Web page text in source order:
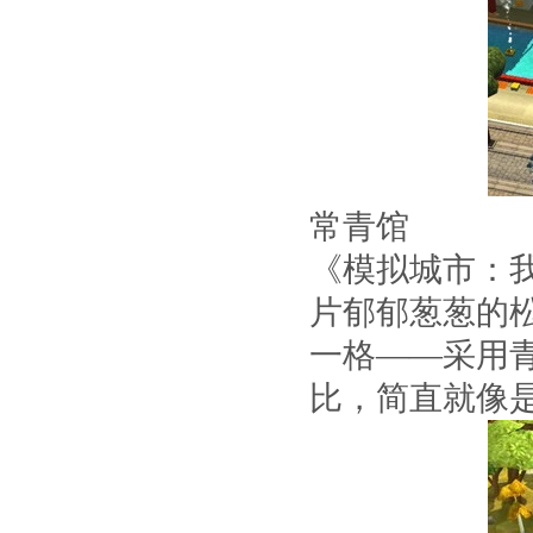
常青馆
《模拟城市
片郁郁葱葱的
一格——采用青
比，简直就像